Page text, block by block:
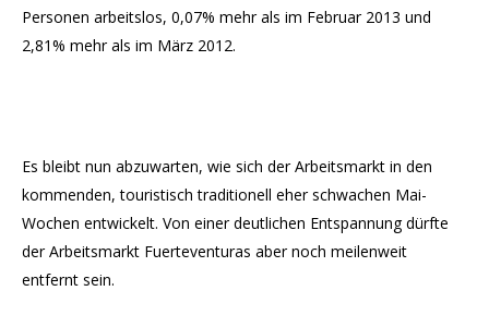
Personen arbeitslos, 0,07% mehr als im Februar 2013 und
2,81% mehr als im März 2012.
Es bleibt nun abzuwarten, wie sich der Arbeitsmarkt in den
kommenden, touristisch traditionell eher schwachen Mai-
Wochen entwickelt. Von einer deutlichen Entspannung dürfte
der Arbeitsmarkt Fuerteventuras aber noch meilenweit
entfernt sein.